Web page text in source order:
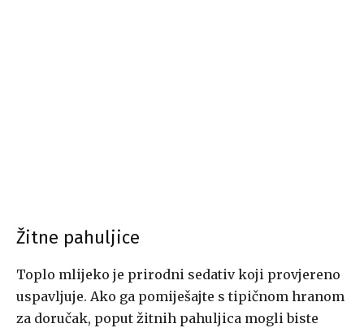
Žitne pahuljice
Toplo mlijeko je prirodni sedativ koji provjereno
uspavljuje. Ako ga pomiješajte s tipičnom hranom
za doručak, poput žitnih pahuljica mogli biste